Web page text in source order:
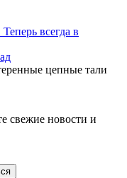
всегда в
цепные тали
свежие новости и